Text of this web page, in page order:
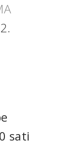
sati